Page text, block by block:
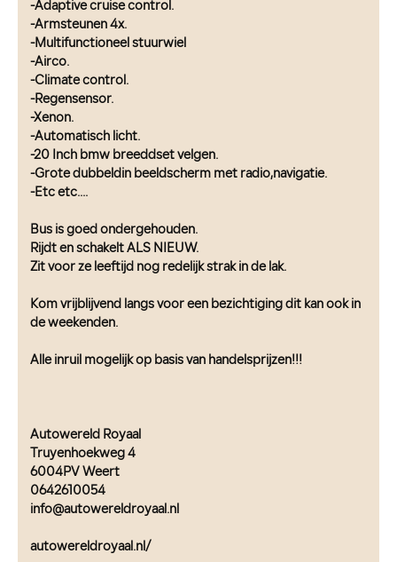
-Adaptive cruise control.
-Armsteunen 4x.
-Multifunctioneel stuurwiel
-Airco.
-Climate control.
-Regensensor.
-Xenon.
-Automatisch licht.
-20 Inch bmw breeddset velgen.
-Grote dubbeldin beeldscherm met radio,navigatie.
-Etc etc....
Bus is goed ondergehouden.
Rijdt en schakelt ALS NIEUW.
Zit voor ze leeftijd nog redelijk strak in de lak.
Kom vrijblijvend langs voor een bezichtiging dit kan ook in
de weekenden.
Alle inruil mogelijk op basis van handelsprijzen!!!
Autowereld Royaal
Truyenhoekweg 4
6004PV Weert
0642610054
info@autowereldroyaal.nl
autowereldroyaal.nl/